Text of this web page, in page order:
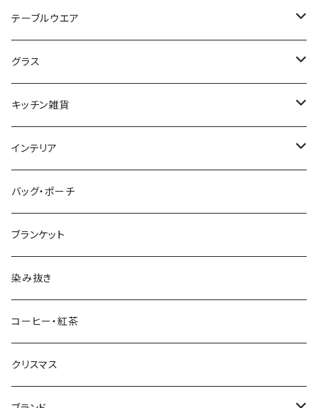
テーブルウエア
プレート・ボウル（陶磁器）
プレート・ボウル（ガラス）
ティーカップ・マグ
カラフェ
カトラリー
子供用食器
グラス
ワイン・シャンパン
タンブラー・ビール
キッチン雑貨
テーブルランナー、プレースマット、クロス
調味料入れ・保存容器
キッチンタオル
キッチン小物
スポンジ・スポンジワイプ
ペーパーナプキン
インテリア
ファブリックパネル
収納
フラワーベース
キャンドルホルダー
ポスター
バッグ・ポーチ
ブランケット
染み抜き
コーヒー・紅茶
クリスマス